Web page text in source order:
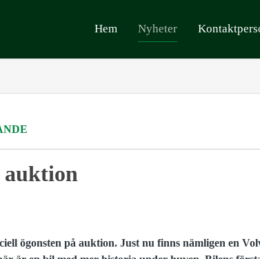
Hem Nyheter
ögonsten på auktion. Just nu finns nämligen en